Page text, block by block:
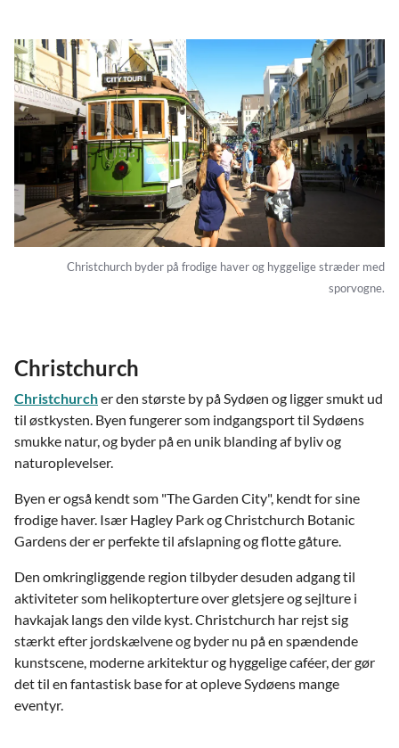
Christchurch byder på frodige haver og hyggelige stræder med
sporvogne.
Christchurch
Christchurcher den største by på Sydøen og ligger smukt ud
til østkysten. Byen fungerer som indgangsport til Sydøens
smukke natur, og byder på en unik blanding af byliv og
naturoplevelser.
Byen er også kendt som "The Garden City", kendt for sine
frodige haver. Især Hagley Park og Christchurch Botanic
Gardens der er perfekte til afslapning og flotte gåture.
Den omkringliggende region tilbyder desuden adgang til
aktiviteter som helikopterture over gletsjere og sejlture i
havkajak langs den vilde kyst. Christchurch har rejst sig
stærkt efter jordskælvene og byder nu på en spændende
kunstscene, moderne arkitektur og hyggelige caféer, der gør
det til en fantastisk base for at opleve Sydøens mange
eventyr.